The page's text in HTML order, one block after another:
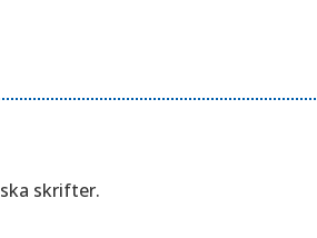
skrifter.